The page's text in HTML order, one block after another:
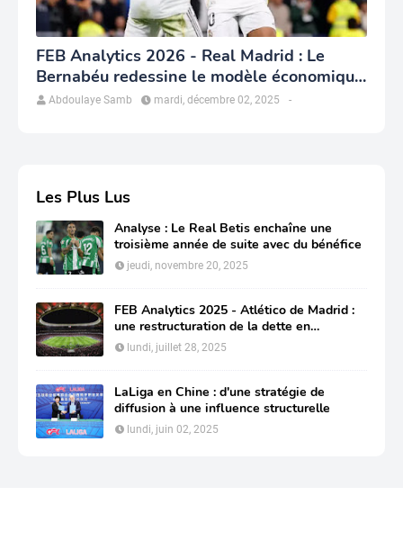
FEB Analytics 2026 - Real Madrid : Le
Bernabéu redessine le modèle économique
du club
Abdoulaye Samb -
mardi, décembre 02, 2025
Les Plus Lus
Analyse : Le Real Betis enchaîne une
troisième année de suite avec du bénéfice
jeudi, novembre 20, 2025
FEB Analytics 2025 - Atlético de Madrid :
une restructuration de la dette en
profondeur pour préserver sa compétitivité
lundi, juillet 28, 2025
LaLiga en Chine : d'une stratégie de
diffusion à une influence structurelle
lundi, juin 02, 2025